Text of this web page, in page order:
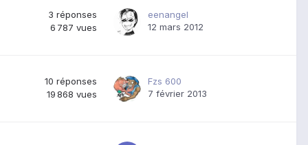
3 réponses
6 787 vues
eenangel
12 mars 2012
10 réponses
19 868 vues
Fzs 600
7 février 2013